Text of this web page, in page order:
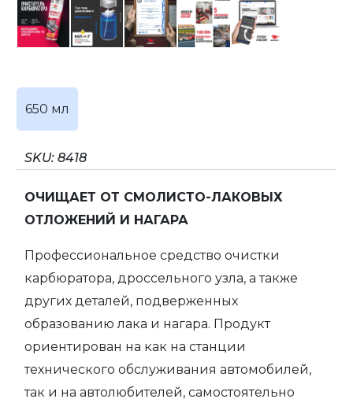
650 мл
SKU:8418
ОЧИЩАЕТ ОТ СМОЛИСТО-ЛАКОВЫХ
ОТЛОЖЕНИЙ И НАГАРА
Профессиональное средство очистки
карбюратора, дроссельного узла, а также
других деталей, подверженных
образованию лака и нагара. Продукт
ориентирован на как на станции
технического обслуживания автомобилей,
так и на автолюбителей, самостоятельно